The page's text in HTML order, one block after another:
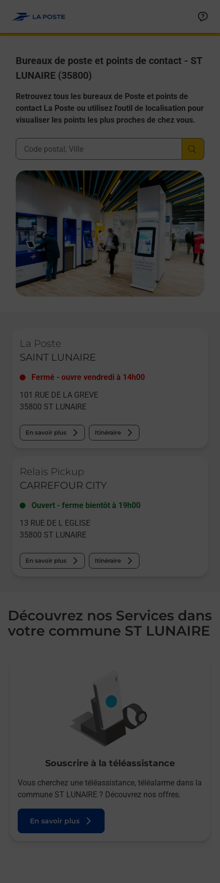
Bureaux de poste et points de contact - ST
LUNAIRE (35800)
Retrouvez tous les bureaux de Poste et points de
contact La Poste ou utilisez l'outil de localisation pour
visualiser les points les plus proches de chez vous.
Ville, Département, Code Postal
La Poste
SAINT LUNAIRE
Fermé - ouvre vendredi à 14h00
101 RUE DE LA GREVE
35800 ST LUNAIRE
En savoir plus Itinéraire
Relais Pickup
CARREFOUR CITY
Ouvert - ferme bientôt à 19h00
13 RUE DE L EGLISE
35800 ST LUNAIRE
En savoir plus Itinéraire
Découvrez nos Services dans
votre commune ST LUNAIRE
Souscrire à la téléassistance
Vous cherchez une téléassistance, téléalarme dans la
commune ST LUNAIRE ? Découvrez nos offres.
En savoir plus